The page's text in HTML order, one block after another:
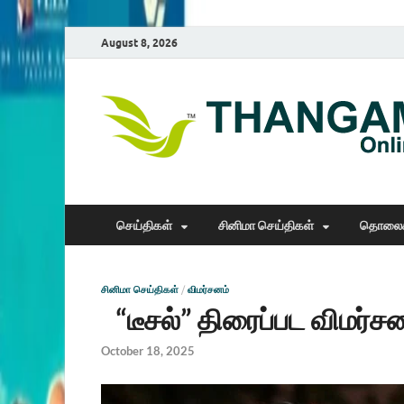
August 8, 2026
செய்திகள் சினிமா செய்திகள்
சினிமா செய்திகள் / விமர்சனம்
“டீசல்” திரைப்பட
October 18, 2025